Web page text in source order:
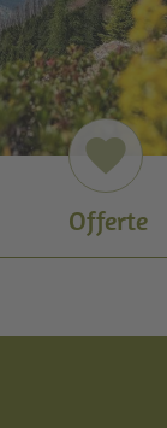
favorite
Offerte